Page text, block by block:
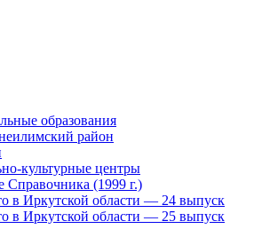
образования
район
культурные центры
Справочника (1999 г.)
в Иркутской области — 24 выпуск
в Иркутской области — 25 выпуск